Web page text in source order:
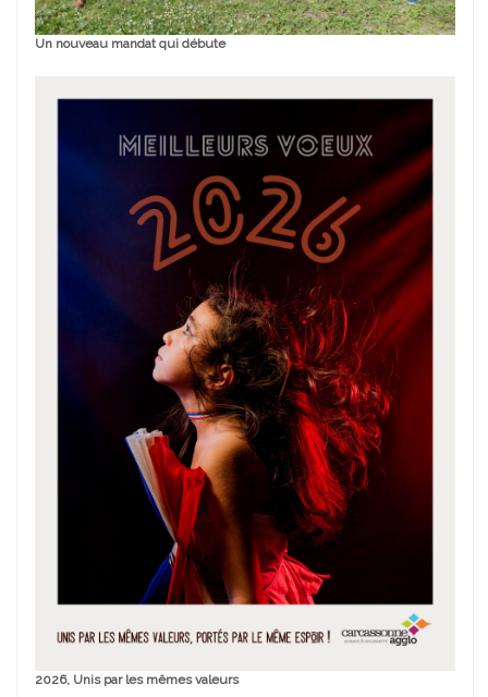
Un nouveau mandat qui débute
2026, Unis par les mêmes valeurs